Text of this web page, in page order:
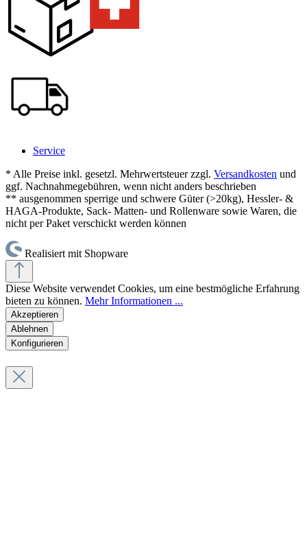
Service
* Alle Preise inkl. gesetzl. Mehrwertsteuer zzgl. Versandkosten und
ggf. Nachnahmegebühren, wenn nicht anders beschrieben
** ausgenommen sperrige und schwere Güter (>20kg), Hessler- &
HAGA-Produkte, Sack- Matten- und Rollenware sowie Waren, die
nicht per Paket verschickt werden können
Realisiert mit Shopware
Diese Website verwendet Cookies, um eine bestmögliche Erfahrung
bieten zu können. Mehr Informationen ...
Akzeptieren
Ablehnen
Konfigurieren